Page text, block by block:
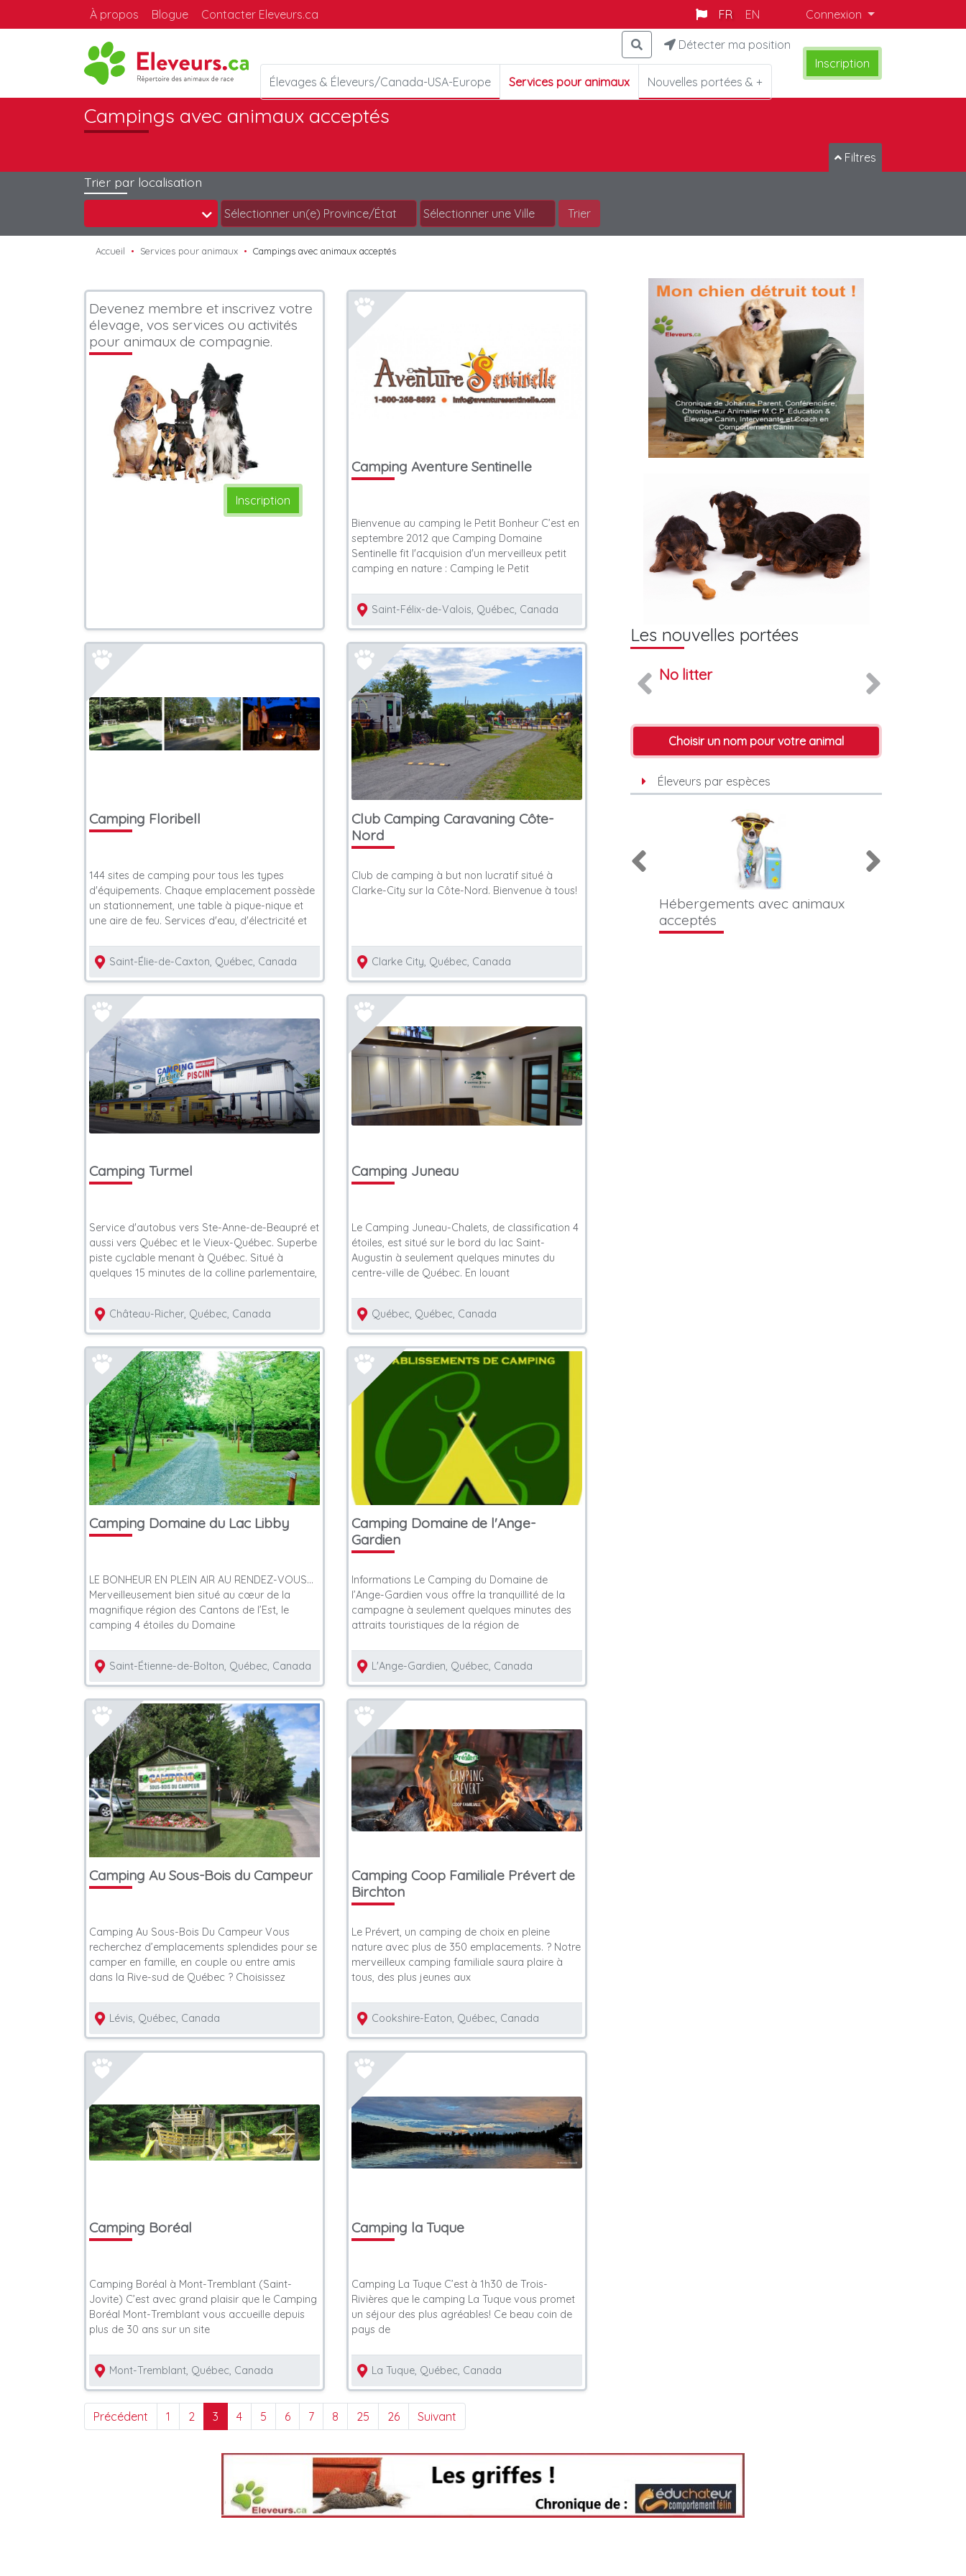
À propos Blogue Contacter Eleveurs.ca FR EN Connexion
Détecter ma position
Élevages & Éleveurs/Canada-USA-Europe Services pour animaux Nouvelles portées & +
Inscription
Campings avec animaux acceptés
Filtres
Trier par localisation
Trier
Accueil Services pour animaux Campings avec animaux acceptés
Devenez membre et inscrivez votre
élevage, vos services ou activités
pour animaux de compagnie.
Inscription
Camping Aventure Sentinelle
Bienvenue au camping le Petit Bonheur C’est en
septembre 2012 que Camping Domaine
Sentinelle fit l'acquision d'un merveilleux petit
camping en nature : Camping le Petit
Saint-Félix-de-Valois, Québec, Canada
Camping Floribell
144 sites de camping pour tous les types
d'équipements. Chaque emplacement possède
un stationnement, une table à pique-nique et
une aire de feu. Services d'eau, d'électricité et
Saint-Élie-de-Caxton, Québec, Canada
Club Camping Caravaning Côte-
Nord
Club de camping à but non lucratif situé à
Clarke-City sur la Côte-Nord. Bienvenue à tous!
Clarke City, Québec, Canada
Camping Turmel
Service d'autobus vers Ste-Anne-de-Beaupré et
aussi vers Québec et le Vieux-Québec. Superbe
piste cyclable menant à Québec. Situé à
quelques 15 minutes de la colline parlementaire,
Château-Richer, Québec, Canada
Camping Juneau
Le Camping Juneau-Chalets, de classification 4
étoiles, est situé sur le bord du lac Saint-
Augustin à seulement quelques minutes du
centre-ville de Québec. En louant
Québec, Québec, Canada
Camping Domaine du Lac Libby
LE BONHEUR EN PLEIN AIR AU RENDEZ-VOUS…
Merveilleusement bien situé au cœur de la
magnifique région des Cantons de l’Est, le
camping 4 étoiles du Domaine
Saint-Étienne-de-Bolton, Québec, Canada
Camping Domaine de l'Ange-
Gardien
Informations Le Camping du Domaine de
l’Ange-Gardien vous offre la tranquillité de la
campagne à seulement quelques minutes des
attraits touristiques de la région de
L'Ange-Gardien, Québec, Canada
Camping Au Sous-Bois du Campeur
Camping Au Sous-Bois Du Campeur Vous
recherchez d’emplacements splendides pour se
camper en famille, en couple ou entre amis
dans la Rive-sud de Québec ? Choisissez
Lévis, Québec, Canada
Camping Coop Familiale Prévert de
Birchton
Le Prévert, un camping de choix en pleine
nature avec plus de 350 emplacements. ? Notre
merveilleux camping familiale saura plaire à
tous, des plus jeunes aux
Cookshire-Eaton, Québec, Canada
Camping Boréal
Camping Boréal à Mont-Tremblant (Saint-
Jovite) C’est avec grand plaisir que le Camping
Boréal Mont-Tremblant vous accueille depuis
plus de 30 ans sur un site
Mont-Tremblant, Québec, Canada
Camping la Tuque
Camping La Tuque C’est à 1h30 de Trois-
Rivières que le camping La Tuque vous promet
un séjour des plus agréables! Ce beau coin de
pays de
La Tuque, Québec, Canada
Précédent 1 2 3 4 5 6 7 8 25 26 Suivant
Les nouvelles portées
No litter
Choisir un nom pour votre animal
Éleveurs par espèces
toilettage et soins pour
animaux
Formations & Intervenants en
comportement
Hébergements avec animaux
acceptés